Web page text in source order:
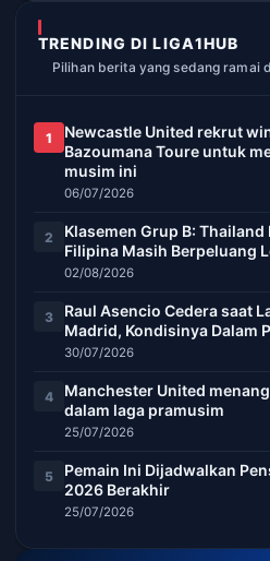
TRENDING DI LIGA1HUB
Pilihan berita yang sedang ramai
1
Newcastle United rekrut
Bazoumana Toure untuk
musim ini
06/07/2026
2
Klasemen Grup B:
Filipina Masih Berpeluang
02/08/2026
3
Raul Asencio Cedera saat
Madrid, Kondisinya Dalam
30/07/2026
4
Manchester United
dalam laga pramusim
25/07/2026
5
Pemain Ini Dijadwalkan
2026 Berakhir
25/07/2026